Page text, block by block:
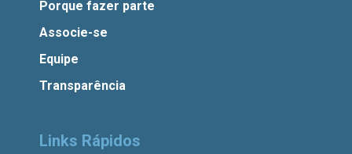
Porque fazer parte
Associe-se
Equipe
Transparência
Links Rápidos